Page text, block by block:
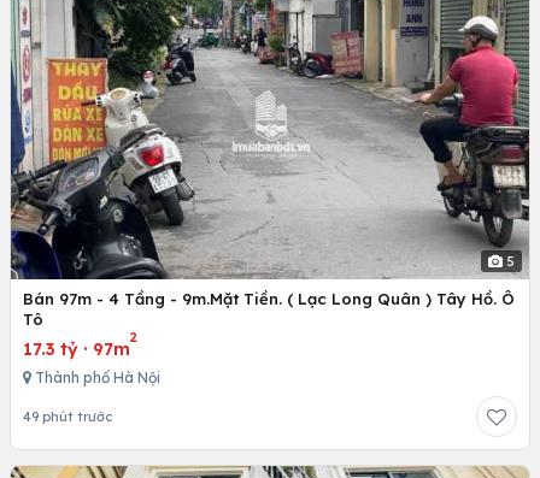
5
Bán 97m - 4 Tầng - 9m.Mặt Tiền. ( Lạc Long Quân ) Tây Hồ. Ô
Tô
17.3 tỷ · 97m
2
Thành phố Hà Nội
49 phút trước